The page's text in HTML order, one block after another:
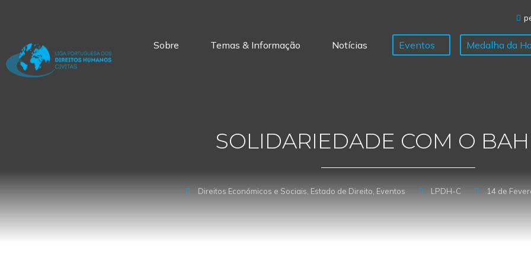
Sobre Temas & Informação Notícias Eventos Medalha da
SOLIDARIEDADE COM O
Direitos Económicos e Sociais Estado de Direito Eventos LPDH-C 14 de